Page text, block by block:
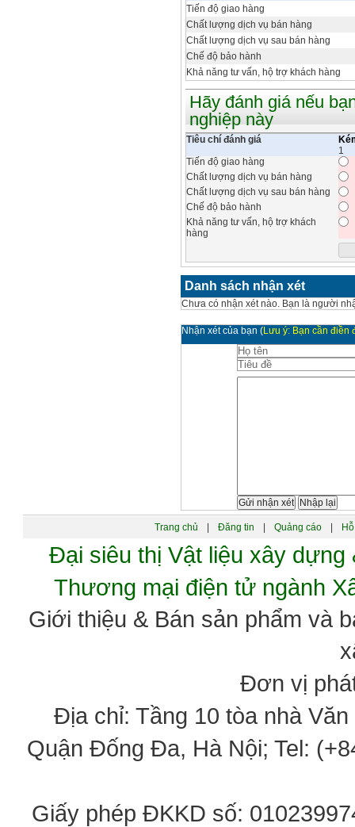
Tiến độ giao hàng
Chất lượng dịch vụ bán hàng
Chất lượng dịch vụ sau bán hàng
Chế độ bảo hành
Khả năng tư vấn, hộ trợ khách hàng
Hãy đánh giá nếu
nghiệp này
Tiêu chí đánh giá
1
Tiến độ giao hàng
Chất lượng dịch vụ bán hàng
Chất lượng dịch vụ sau bán hàng
Chế độ bảo hành
Khả năng tư vấn, hộ trợ khách
hàng
Danh sách nhận xét
Chưa có nhận xét nào. Bạn là người
Nhận xét của bạn (Lưu ý: Bạn cần điền
Trang chủ Đăng tin Quảng cáo
Đại siêu thị Vật liệu xây
Thương mại điện tử ngành
Giới thiệu & Bán sản phẩm và
Đơn vị
Địa chỉ: Tầng 10 tòa nhà
Quận Đống Đa, Hà Nội; Tel:
Giấy phép ĐKKD số: